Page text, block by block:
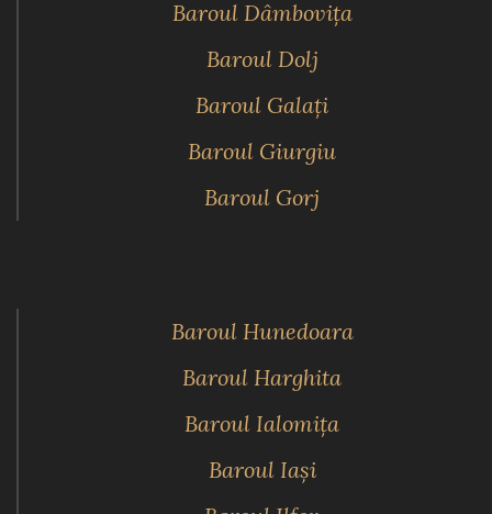
Baroul Dâmboviţa
Baroul Dolj
Baroul Galaţi
Baroul Giurgiu
Baroul Gorj
Baroul Hunedoara
Baroul Harghita
Baroul Ialomiţa
Baroul Iaşi